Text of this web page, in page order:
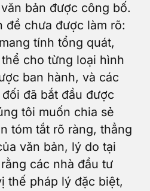
bản được công bố.
đề chưa được làm rõ:
tính tổng quát,
cho từng loại hình
ban hành, và các
đã bắt đầu được
tôi muốn chia sẻ
tóm tắt rõ ràng, thẳng
văn bản, lý do tại
các nhà đầu tư
thế pháp lý đặc biệt,